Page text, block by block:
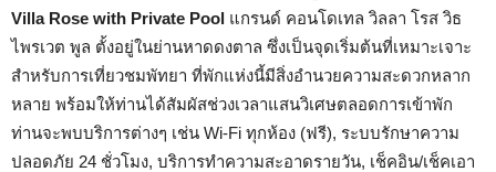
Villa Rose with Private Pool แกรนด์ คอนโดเทล วิลลา โรส วิธ
ไพรเวต พูล ตั้งอยู่ในย่านหาดดงตาล ซึ่งเป็นจุดเริ่มต้นที่เหมาะเจาะ
สำหรับการเที่ยวชมพัทยา ที่พักแห่งนี้มีสิ่งอำนวยความสะดวกหลาก
หลาย พร้อมให้ท่านได้สัมผัสช่วงเวลาแสนวิเศษตลอดการเข้าพัก
ท่านจะพบบริการต่างๆ เช่น Wi-Fi ทุกห้อง (ฟรี), ระบบรักษาความ
ปลอดภัย 24 ชั่วโมง, บริการทำความสะอาดรายวัน, เช็คอิน/เช็คเอา